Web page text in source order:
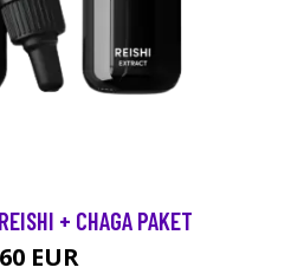
+ CHAGA PAKET
60 EUR